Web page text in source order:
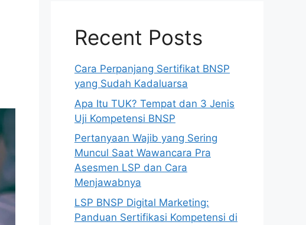
Recent Posts
Cara Perpanjang Sertifikat BNSP
yang Sudah Kadaluarsa
Apa Itu TUK? Tempat dan 3 Jenis
Uji Kompetensi BNSP
Pertanyaan Wajib yang Sering
Muncul Saat Wawancara Pra
Asesmen LSP dan Cara
Menjawabnya
LSP BNSP Digital Marketing:
Panduan Sertifikasi Kompetensi di